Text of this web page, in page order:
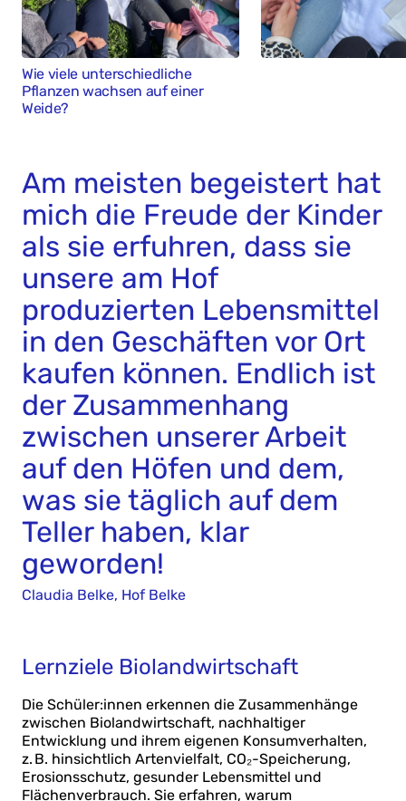
Wie viele unterschiedliche
Pflanzen wachsen auf einer
Weide?
Am meisten begeistert hat
mich die Freude der Kinder
als sie erfuhren, dass sie
unsere am Hof
produzierten Lebensmittel
in den Geschäften vor Ort
kaufen können. Endlich ist
der Zusammenhang
zwischen unserer Arbeit
auf den Höfen und dem,
was sie täglich auf dem
Teller haben, klar
geworden!
Claudia Belke, Hof Belke
Lernziele Biolandwirtschaft
Die Schüler:innen erkennen die Zusammenhänge
zwischen Biolandwirtschaft, nachhaltiger
Entwicklung und ihrem eigenen Konsumverhalten,
z. B. hinsichtlich Artenvielfalt, CO₂-Speicherung,
Erosionsschutz, gesunder Lebensmittel und
Flächenverbrauch. Sie erfahren, warum